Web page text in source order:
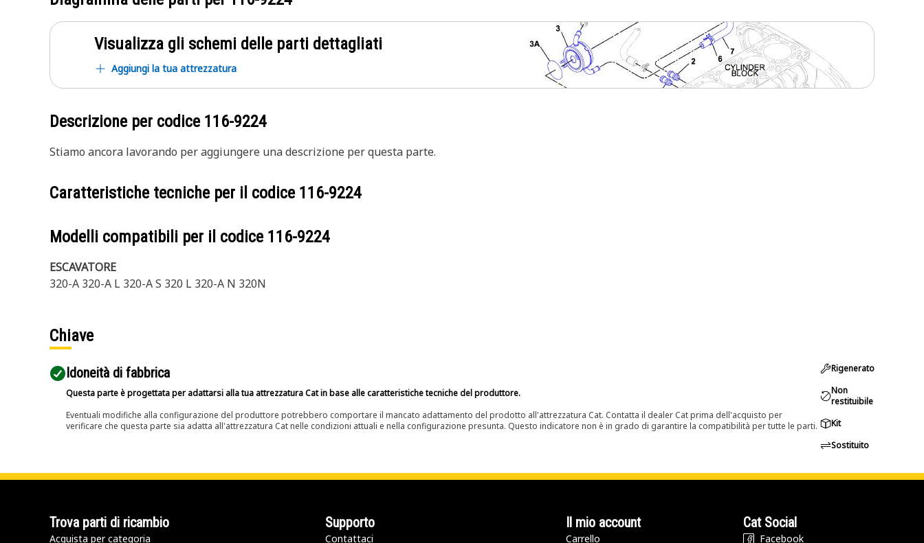
Visualizza gli schemi delle parti dettagliati
Aggiungi la tua attrezzatura
Descrizione per codice 116-9224
Stiamo ancora lavorando per aggiungere una descrizione per questa parte.
Caratteristiche tecniche per il codice 116-9224
Modelli compatibili per il codice 116-9224
ESCAVATORE
320-A 320-A L 320-A S 320 L 320-A N 320N
Chiave
Idoneità di fabbrica
Questa parte è progettata per adattarsi alla tua attrezzatura Cat in base alle caratteristiche tecniche del produttore.
Eventuali modifiche alla configurazione del produttore potrebbero comportare il mancato adattamento del prodotto all'attrezzatura Cat. Contatta il dealer Cat prima dell'acquisto per
verificare che questa parte sia adatta all'attrezzatura Cat nelle condizioni attuali e nella configurazione presunta. Questo indicatore non è in grado di garantire la compatibilità per tutte le parti.
Rigenerato
Non
restituibile
Kit
Sostituito
Trova parti di ricambio
Acquista per categoria
Supporto
Contattaci
Il mio account
Carrello
Cat Social
Facebook